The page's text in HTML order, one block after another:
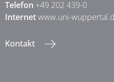
Telefon +49 202 439-0
Internetwww.uni-
Kontakt